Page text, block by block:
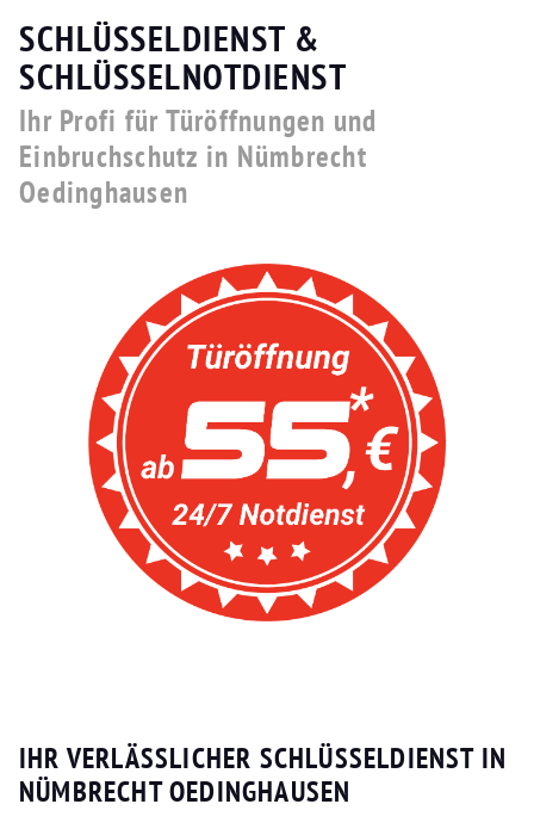
SCHLÜSSELDIENST &
SCHLÜSSELNOTDIENST
Ihr Profi für Türöffnungen und
Einbruchschutz in Nümbrecht
Oedinghausen
IHR VERLÄSSLICHER SCHLÜSSELDIENST IN
NÜMBRECHT OEDINGHAUSEN